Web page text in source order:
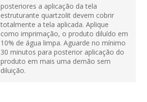
posteriores a aplicação da tela
estruturante quartzolit devem cobrir
totalmente a tela aplicada. Aplique
como imprimação, o produto diluído em
10% de água limpa. Aguarde no mínimo
30 minutos para posterior aplicação do
produto em mais uma demão sem
diluição.